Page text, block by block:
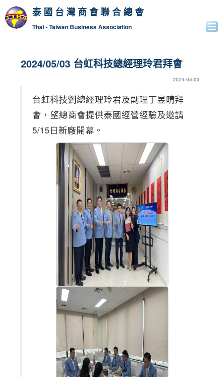
泰國台灣商會聯合總會
Thai - Taiwan Business Association
2024/05/03 台虹科技總經理玲君拜會
2024-05-03
台虹科技劉總經理玲君及副理丁昱晴拜
會，望總商會提供泰國經營經驗及邀請
5/15日新廠開幕。